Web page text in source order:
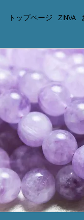
トップページ ZINVA